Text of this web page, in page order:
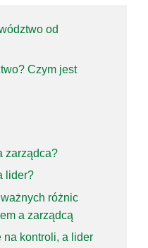
od
Czym jest
zarządca?
lider?
różnic
a zarządcą
na kontroli, a lider